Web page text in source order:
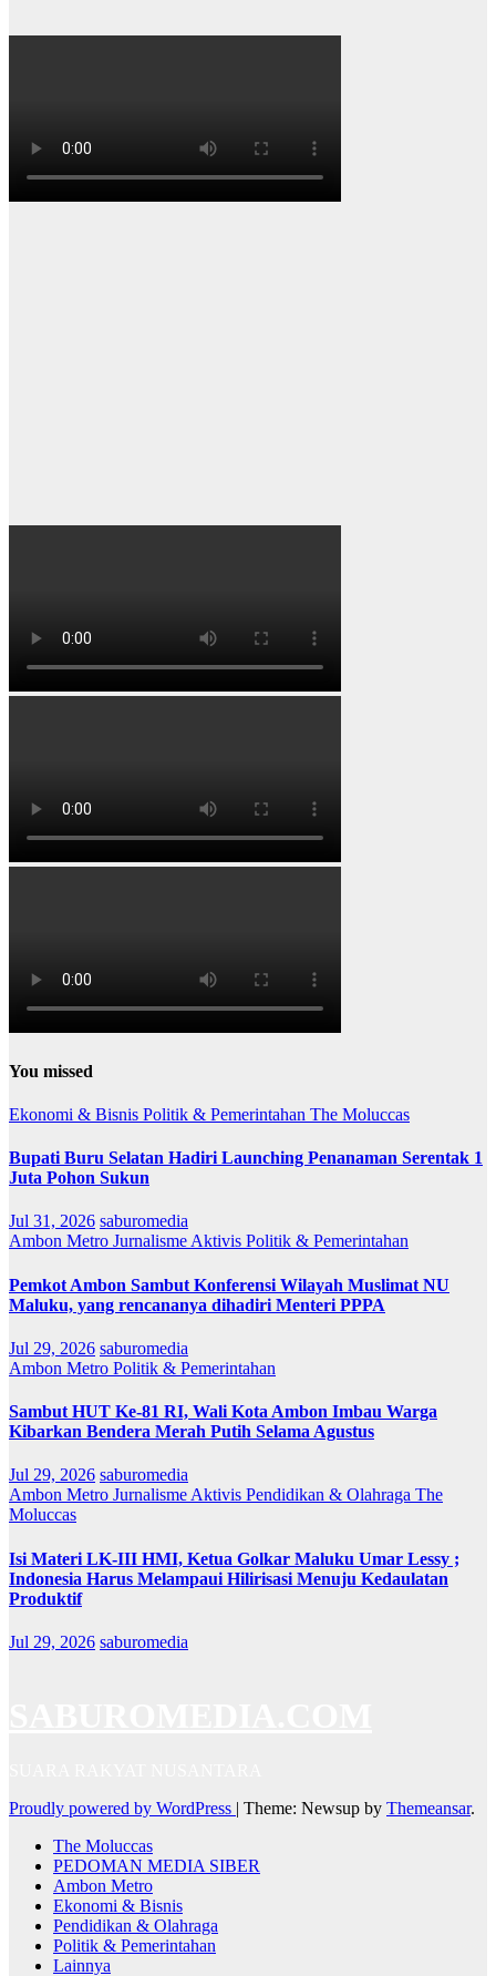
You missed
Ekonomi & Bisnis Politik & Pemerintahan The Moluccas
Bupati Buru Selatan Hadiri Launching Penanaman Serentak 1
Juta Pohon Sukun
Jul 31, 2026 saburomedia
Ambon Metro Jurnalisme Aktivis Politik & Pemerintahan
Pemkot Ambon Sambut Konferensi Wilayah Muslimat NU
Maluku, yang rencananya dihadiri Menteri PPPA
Jul 29, 2026 saburomedia
Ambon Metro Politik & Pemerintahan
Sambut HUT Ke-81 RI, Wali Kota Ambon Imbau Warga
Kibarkan Bendera Merah Putih Selama Agustus
Jul 29, 2026 saburomedia
Ambon Metro Jurnalisme Aktivis Pendidikan & Olahraga The
Moluccas
Isi Materi LK-III HMI, Ketua Golkar Maluku Umar Lessy ;
Indonesia Harus Melampaui Hilirisasi Menuju Kedaulatan
Produktif
Jul 29, 2026 saburomedia
Proudly powered by WordPress | Theme: Newsup by Themeansar.
The Moluccas
PEDOMAN MEDIA SIBER
Ambon Metro
Ekonomi & Bisnis
Pendidikan & Olahraga
Politik & Pemerintahan
Lainnya